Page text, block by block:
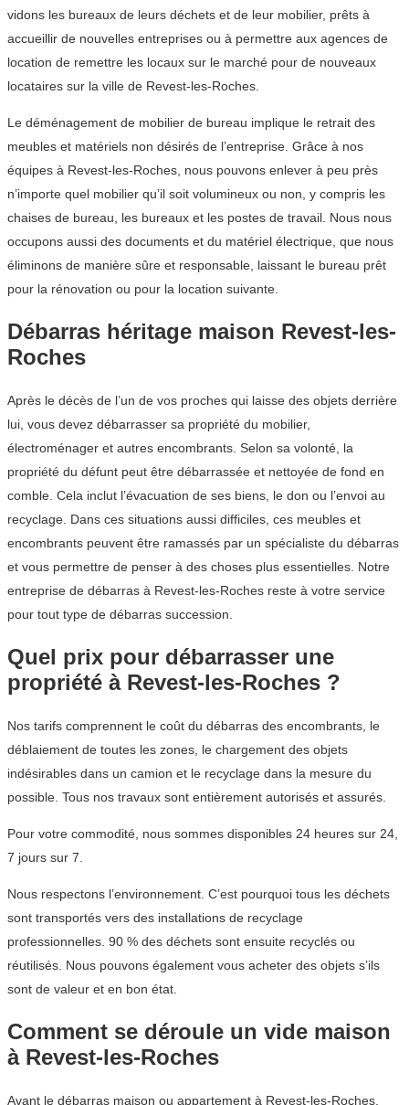
vidons les bureaux de leurs déchets et de leur mobilier, prêts à
accueillir de nouvelles entreprises ou à permettre aux agences de
location de remettre les locaux sur le marché pour de nouveaux
locataires sur la ville de Revest-les-Roches.
Le déménagement de mobilier de bureau implique le retrait des
meubles et matériels non désirés de l’entreprise. Grâce à nos
équipes à Revest-les-Roches, nous pouvons enlever à peu près
n’importe quel mobilier qu’il soit volumineux ou non, y compris les
chaises de bureau, les bureaux et les postes de travail. Nous nous
occupons aussi des documents et du matériel électrique, que nous
éliminons de manière sûre et responsable, laissant le bureau prêt
pour la rénovation ou pour la location suivante.
Débarras héritage maison Revest-les-
Roches
Après le décès de l’un de vos proches qui laisse des objets derrière
lui, vous devez débarrasser sa propriété du mobilier,
électroménager et autres encombrants. Selon sa volonté, la
propriété du défunt peut être débarrassée et nettoyée de fond en
comble. Cela inclut l’évacuation de ses biens, le don ou l’envoi au
recyclage. Dans ces situations aussi difficiles, ces meubles et
encombrants peuvent être ramassés par un spécialiste du débarras
et vous permettre de penser à des choses plus essentielles. Notre
entreprise de débarras à Revest-les-Roches reste à votre service
pour tout type de débarras succession.
Quel prix pour débarrasser une
propriété à Revest-les-Roches ?
Nos tarifs comprennent le coût du débarras des encombrants, le
déblaiement de toutes les zones, le chargement des objets
indésirables dans un camion et le recyclage dans la mesure du
possible. Tous nos travaux sont entièrement autorisés et assurés.
Pour votre commodité, nous sommes disponibles 24 heures sur 24,
7 jours sur 7.
Nous respectons l’environnement. C’est pourquoi tous les déchets
sont transportés vers des installations de recyclage
professionnelles. 90 % des déchets sont ensuite recyclés ou
réutilisés. Nous pouvons également vous acheter des objets s’ils
sont de valeur et en bon état.
Comment se déroule un vide maison
à Revest-les-Roches
Avant le débarras maison ou appartement à Revest-les-Roches,